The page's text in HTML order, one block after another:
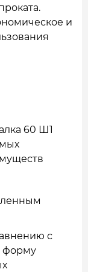
и
60 Ш1
с
форму